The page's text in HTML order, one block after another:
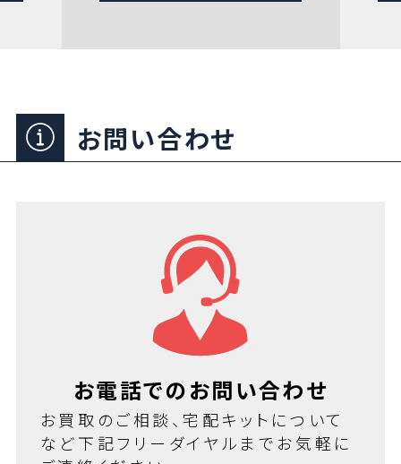
お問い合わせ
お電話でのお問い合わせ
お買取のご相談、宅配キットについて
など下記フリーダイヤルまでお気軽に